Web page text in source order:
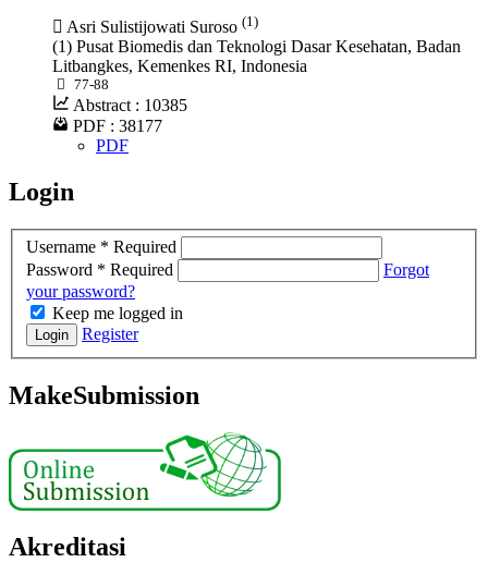
Asri Sulistijowati Suroso (1)
(1) Pusat Biomedis dan Teknologi Dasar Kesehatan, Badan
Litbangkes, Kemenkes RI, Indonesia
77-88
Abstract : 10385
PDF : 38177
PDF
Login
Username * Required
Password * Required
Forgot
your password?
Keep me logged in
Login Register
MakeSubmission
Akreditasi